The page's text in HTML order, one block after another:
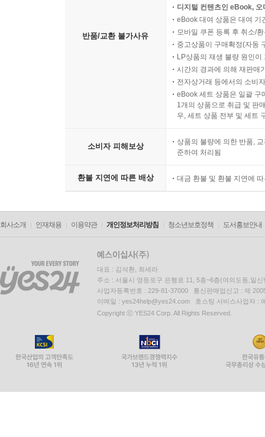
반품/교환 불가사유
디지털 컨텐츠인 eBook,
eBook 대여 상품은 대여 기
모바일 쿠폰 등록 후 취소/
중고상품이 구매확정(자동
LP상품의 재생 불량 원인
시간의 경과에 의해 재판매
전자상거래 등에서의 소비
eBook 세트 상품은 일괄 구
1개의 상품으로 취급 및 판
우, 세트 상품 전부 및 세트
소비자 피해보상
상품의 불량에 의한 반품,
준하여 처리됨
환불 지연에 따른 배상 대금 환불 및 환불 지연에
회사소개 인재채용 이용약관 개인정보처리방침 청소년보호정책 도서홍보안내
대표 : 김석환, 최세라
주소 : 서울시 영등포구 은행로 11, 5층~6층(여의도동,일신
사업자등록번호 : 229-81-37000 통신판매업신고 : 제
이메일 : yes24help@yes24.com 호스팅 서비스사업자 :
Copyright ⓒ YES24 Corp. All Rights Reserved.